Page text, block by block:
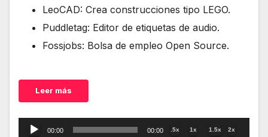
LeoCAD: Crea construcciones tipo LEGO.
Puddletag: Editor de etiquetas de audio.
Fossjobs: Bolsa de empleo Open Source.
Leer más
Reproductor
00:00 00:00 .5x 1x 1.5x 2x